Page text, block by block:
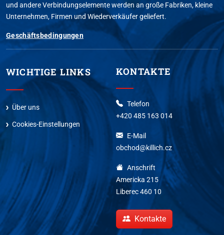
und andere Verbindungselemente werden an große Fabriken, kleine
Unternehmen, Firmen und Wiederverkäufer geliefert.
Geschäftsbedingungen
WICHTIGE LINKS
Über uns
Cookies-Einstellungen
KONTAKTE
Telefon
+420 485 163 014
E-Mail
obchod@killich.cz
Anschrift
Americka 215
Liberec 460 10
Kontakte